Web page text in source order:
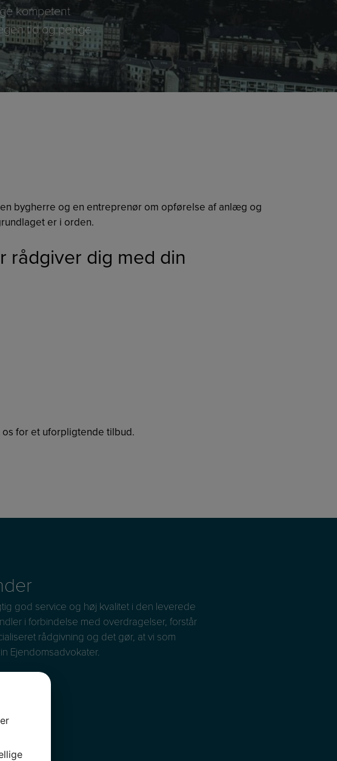
kompetent
tid og penge
bygherre og en entreprenør om opførelse af anlæg og
er i orden.
rådgiver dig med din
for et uforpligtende tilbud.
god service og høj kvalitet i den leverede
i forbindelse med overdragelser, forstår
rådgivning og det gør, at vi som
Ejendomsadvokater.